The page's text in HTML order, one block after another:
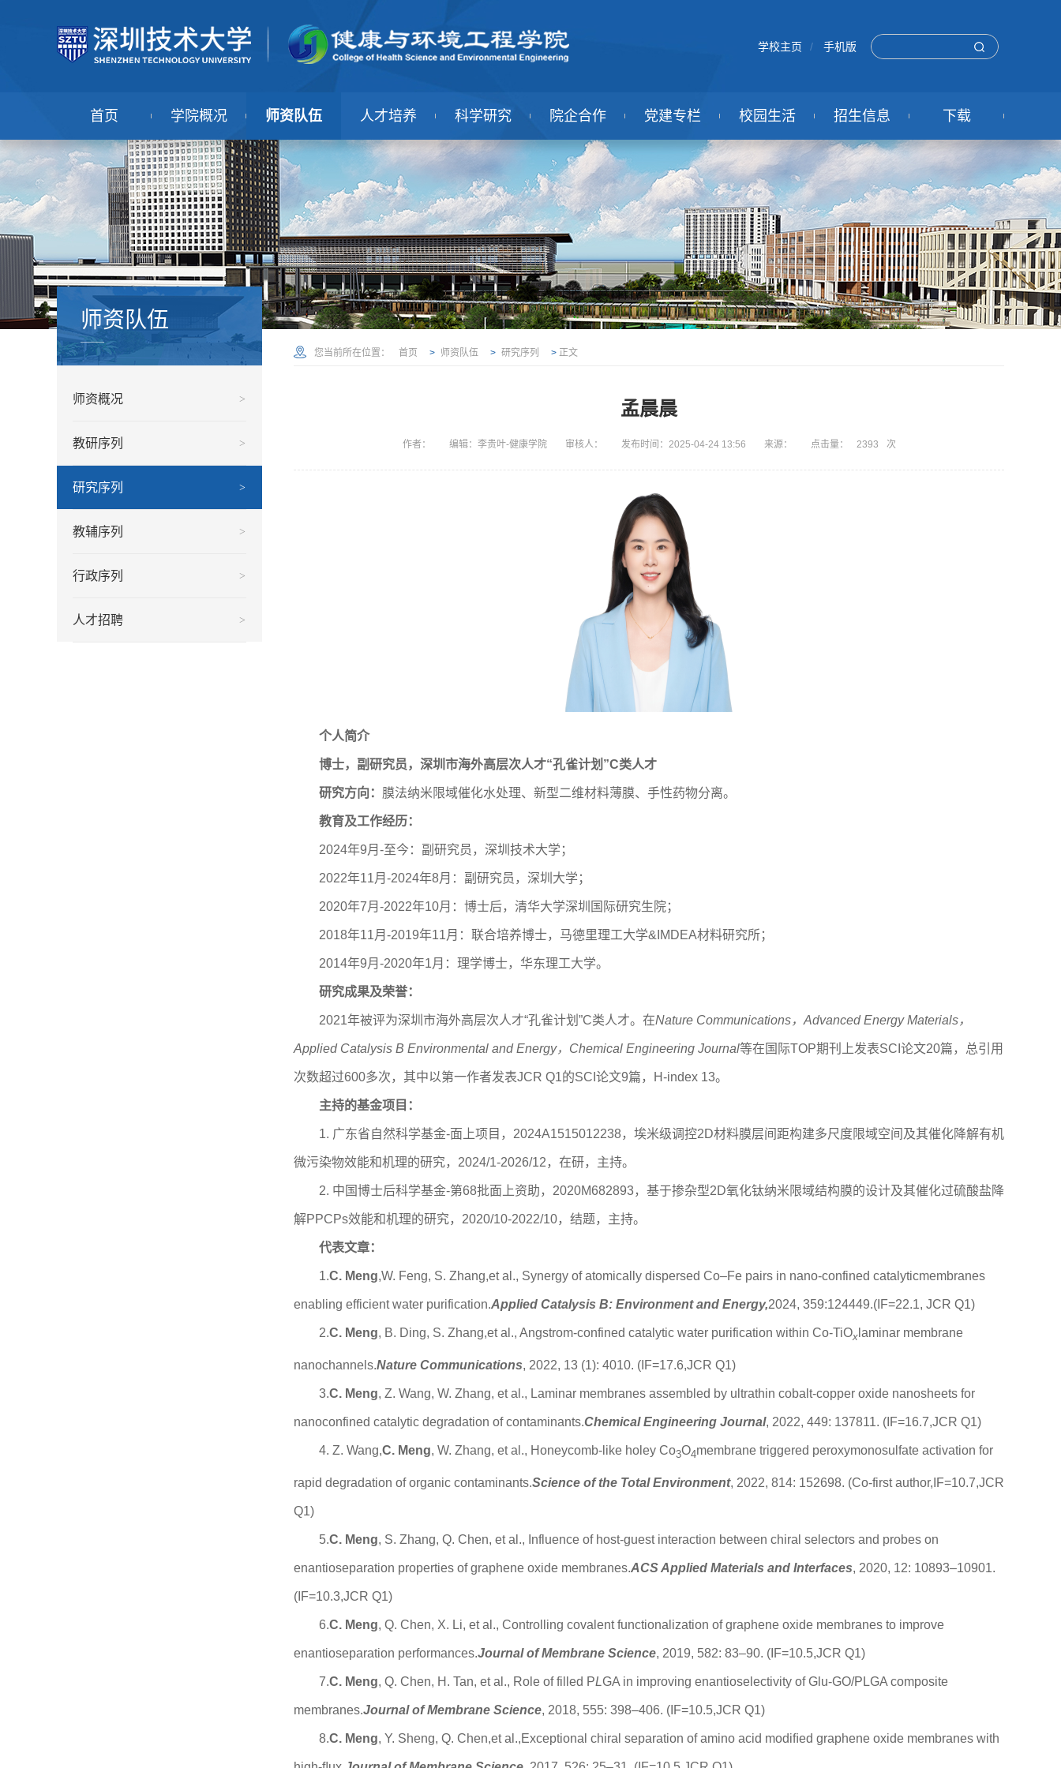
学校主页 / 手机版
首页 学院概况 师资队伍 人才培养 科学研究 院企合作 党建专栏 校园生活 招生信息 下载
师资队伍
师资概况 >
教研序列 >
研究序列 >
教辅序列 >
行政序列 >
人才招聘 >
您当前所在位置： 首页 > 师资队伍 > 研究序列 > 正文
孟晨晨
作者： 编辑：李贵叶-健康学院 审核人： 发布时间：2025-04-24 13:56 来源： 点击量： 2393 次
个人简介
博士，副研究员，深圳市海外高层次人才“孔雀计划 ”C类人才
研究方向： 膜法纳米限域催化水处理、新型二维材料薄膜、手性药物分离。
教育及工作经历：
2024年9月-至今：副研究员，深圳技术大学；
2022年11月-2024年8月：副研究员，深圳大学；
2020年7月-2022年10月：博士后，清华大学深圳国际研究生院；
2018年11月-2019年11月：联合培养博士，马德里理工大学&IMDEA材料研究所；
2014年9月-2020年1月：理学博士，华东理工大学。
研究成果及荣誉：
2021年被评为深圳市海外高层次人才“孔雀计划”C类人才。在Nature Communications，Advanced Energy Materials，
Applied Catalysis B Environmental and Energy，Chemical Engineering Journal等在国际TOP期刊上发表SCI论文20篇，总引用
次数超过600多次，其中以第一作者发表JCR Q1的SCI论文9篇，H-index 13。
主持的基金项目：
1. 广东省自然科学基金-面上项目，2024A1515012238，埃米级调控2D材料膜层间距构建多尺度限域空间及其催化降解有机
微污染物效能和机理的研究，2024/1-2026/12，在研，主持。
2. 中国博士后科学基金-第68批面上资助，2020M682893，基于掺杂型2D氧化钛纳米限域结构膜的设计及其催化过硫酸盐降
解PPCPs效能和机理的研究，2020/10-2022/10，结题，主持。
代表文章：
1.C. Meng,W. Feng, S. Zhang,et al., Synergy of atomically dispersed Co–Fe pairs in nano-confined catalyticmembranes
enabling efficient water purification.Applied Catalysis B: Environment and Energy,2024, 359:124449.(IF=22.1, JCR Q1)
2.C. Meng, B. Ding, S. Zhang,et al., Angstrom-confined catalytic water purification within Co-TiOx laminar membrane
nanochannels.Nature Communications, 2022, 13 (1): 4010. (IF=17.6,JCR Q1)
3.C. Meng, Z. Wang, W. Zhang, et al., Laminar membranes assembled by ultrathin cobalt-copper oxide nanosheets for
nanoconfined catalytic degradation of contaminants.Chemical Engineering Journal, 2022, 449: 137811. (IF=16.7,JCR Q1)
4. Z. Wang,C. Meng, W. Zhang, et al., Honeycomb-like holey Co3O4membrane triggered peroxymonosulfate activation for
rapid degradation of organic contaminants.Science of the Total Environment, 2022, 814: 152698. (Co-first author,IF=10.7,JCR
Q1)
5.C. Meng, S. Zhang, Q. Chen, et al., Influence of host-guest interaction between chiral selectors and probes on
enantioseparation properties of graphene oxide membranes.ACS Applied Materials and Interfaces, 2020, 12: 10893–10901.
(IF=10.3,JCR Q1)
6.C. Meng, Q. Chen, X. Li, et al., Controlling covalent functionalization of graphene oxide membranes to improve
enantioseparation performances.Journal of Membrane Science, 2019, 582: 83–90. (IF=10.5,JCR Q1)
7.C. Meng, Q. Chen, H. Tan, et al., Role of filled PLGA in improving enantioselectivity of Glu-GO/PLGA composite
membranes.Journal of Membrane Science, 2018, 555: 398–406. (IF=10.5,JCR Q1)
8.C. Meng, Y. Sheng, Q. Chen,et al.,Exceptional chiral separation of amino acid modiﬁed graphene oxide membranes with